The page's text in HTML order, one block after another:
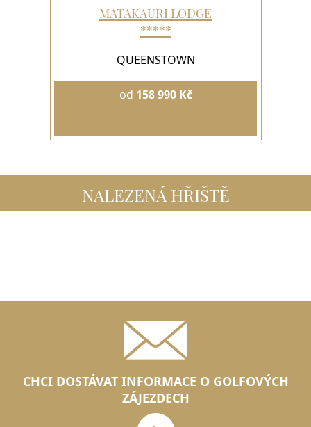
MATAKAURI LODGE
*****
QUEENSTOWN
od 158 990 Kč
NALEZENÁ HŘIŠTĚ
CHCI DOSTÁVAT INFORMACE O GOLFOVÝCH
ZÁJEZDECH